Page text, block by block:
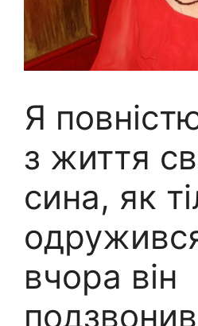
Я
з життя
сина, як
вчора він